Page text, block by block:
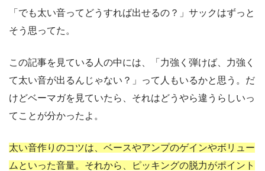
「でも太い音ってどうすれば出せるの？」サックはずっと
そう思ってた。
この記事を見ている人の中には、「力強く弾けば、力強く
て太い音が出るんじゃない？」って人もいるかと思う。だ
けどベーマガを見ていたら、それはどうやら違うらしいっ
てことが分かったよ。
太い音作りのコツは、ベースやアンプのゲインやボリュー
ムといった音量。それから、ピッキングの脱力がポイント